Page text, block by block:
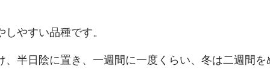
やすい品種です。
、半日陰に置き、一週間に一度くらい、冬は二週間